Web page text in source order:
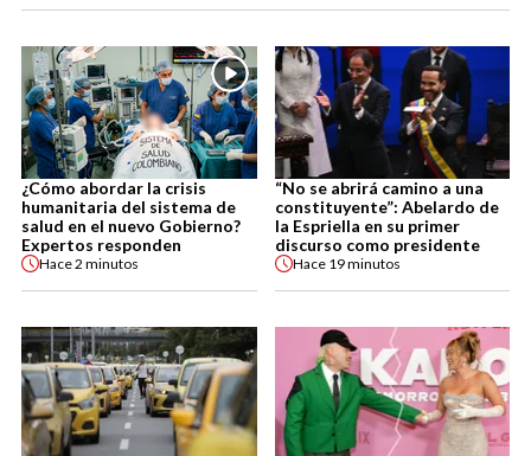
¿Cómo abordar la crisis
humanitaria del sistema de
salud en el nuevo Gobierno?
Expertos responden
Hace2 minutos
“No se abrirá camino a una
constituyente”: Abelardo de
la Espriella en su primer
discurso como presidente
Hace 19 minutos